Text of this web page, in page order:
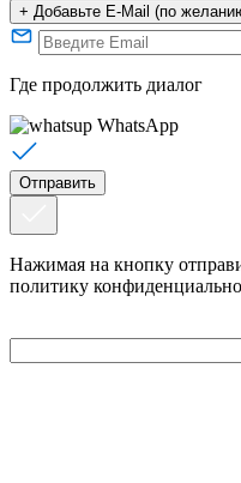
+ Добавьте E-Mail (по
Где продолжить диалог
WhatsApp
Нажимая на кнопку
политику